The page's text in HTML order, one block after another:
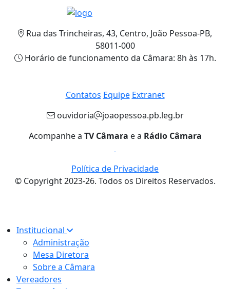
Rua das Trincheiras, 43, Centro, João Pessoa-PB,
58011-000
Horário de funcionamento da Câmara: 8h às 17h.
Contatos Equipe Extranet
ouvidoria
joaopessoa.pb.leg.br
Acompanhe a TV Câmara e a Rádio Câmara
© Copyright 2023-26. Todos os Direitos Reservados.
Política de Privacidade
Institucional
Administração
Mesa Diretora
Sobre a Câmara
Vereadores